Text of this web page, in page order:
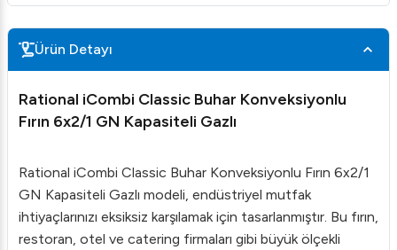
Ürün Detayı
Rational iCombi Classic Buhar Konveksiyonlu
Fırın 6x2/1 GN Kapasiteli Gazlı
Rational iCombi Classic Buhar Konveksiyonlu Fırın 6x2/1
GN Kapasiteli Gazlı modeli, endüstriyel mutfak
ihtiyaçlarınızı eksiksiz karşılamak için tasarlanmıştır. Bu fırın,
restoran, otel ve catering firmaları gibi büyük ölçekli